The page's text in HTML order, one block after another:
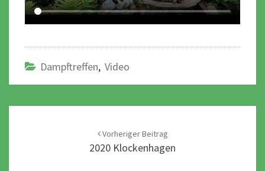
Dampftreffen, Video
Vorheriger Beitrag
2020 Klockenhagen